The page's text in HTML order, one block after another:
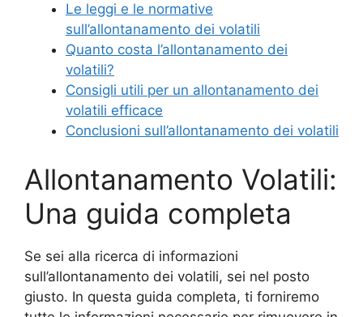
Le leggi e le normative
sull’allontanamento dei volatili
Quanto costa l’allontanamento dei
volatili?
Consigli utili per un allontanamento dei
volatili efficace
Conclusioni sull’allontanamento dei volatili
Allontanamento Volatili:
Una guida completa
Se sei alla ricerca di informazioni
sull’allontanamento dei volatili, sei nel posto
giusto. In questa guida completa, ti forniremo